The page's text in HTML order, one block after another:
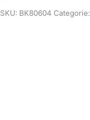
SKU: BK80604 Categorie: